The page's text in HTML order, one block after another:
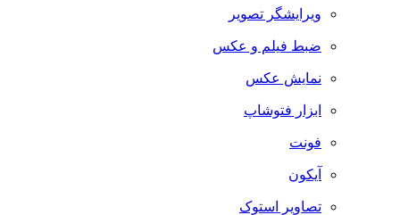
ویرایشگر تصویر
ضبط فيلم و عكس
نمایش عکس
ابزار فتوشاپ
فونت
آیکون
تصاویر استوک